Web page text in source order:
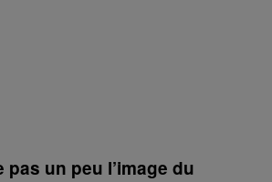
pas un peu l’image du